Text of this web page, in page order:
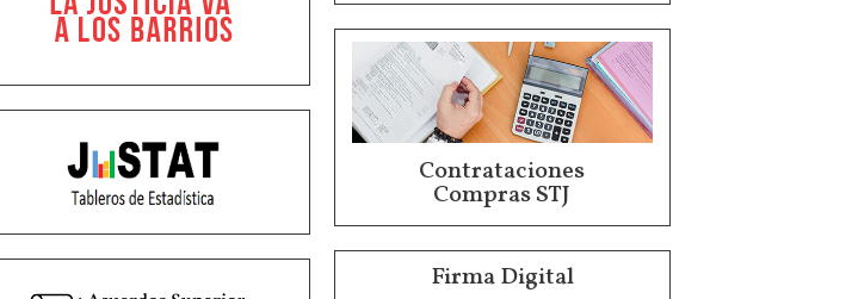
Contrataciones
Compras STJ
Firma Digital